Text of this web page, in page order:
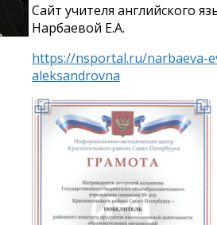
Сайт учителя английского
Нарбаевой Е.А.
https://nsportal.ru/narbaeva-
aleksandrovna